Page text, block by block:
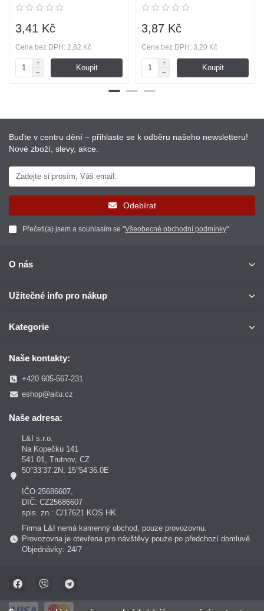
3,41 Kč
Cena bez DPH: 2,82 Kč
Koupit
3,87 Kč
Cena bez DPH: 3,20 Kč
Koupit
Buďte v centru dění – přihlaste se k odběru našeho newsletteru!
Nové zboží, slevy, akce.
Odebírat
Přečetl(a) jsem a souhlasím se "Všeobecné obchodní podmínky"
O nás
Užitečné info pro nákup
Kategorie
Naše kontakty:
+420 605-567-231
eshop@aitu.cz
Naše adresa:
L&I s.r.o.
Na Kopečku 141
541 01, Trutnov, CZ
50°33’37.2N, 15°54’36.0E
IČO:25686607,
DIČ: CZ25686607
spis. zn.: C/17621 KOS HK
Firma L&I nemá kamenný obchod, pouze provozovnu.
Provozovna je otevřena pro návštěvy pouze po předchozí domluvě.
Objednávky: 24/7